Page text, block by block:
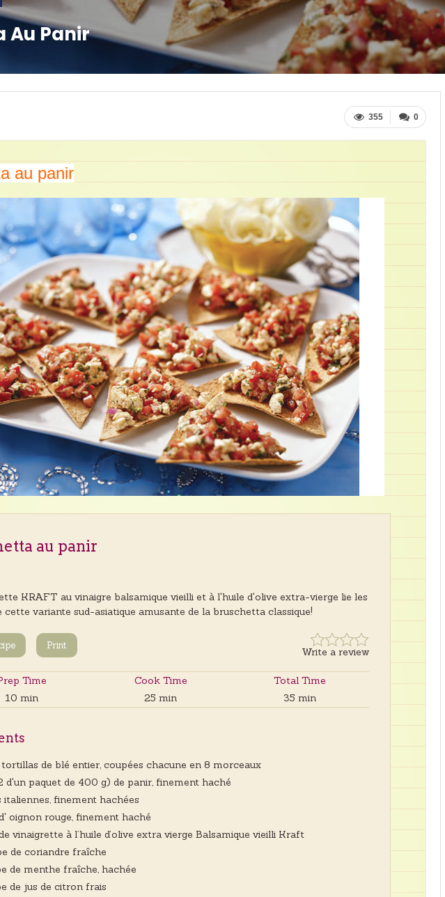
Au Panir
0
355
au panir
au panir
KRAFT au vinaigre balsamique vieilli et à l'huile d'olive extra-vierge lie les
cette variante sud-asiatique amusante de la bruschetta classique!
Write a review
Print
Time
10 min
Cook Time
25 min
Total Time
35 min
de blé entier, coupées chacune en 8 morceaux
d'un paquet de 400 g) de panir, finement haché
finement hachées
oignon rouge, finement haché
vinaigrette à l’huile d’olive extra vierge Balsamique vieilli Kraft
de coriandre fraîche
de menthe fraîche, hachée
de jus de citron frais